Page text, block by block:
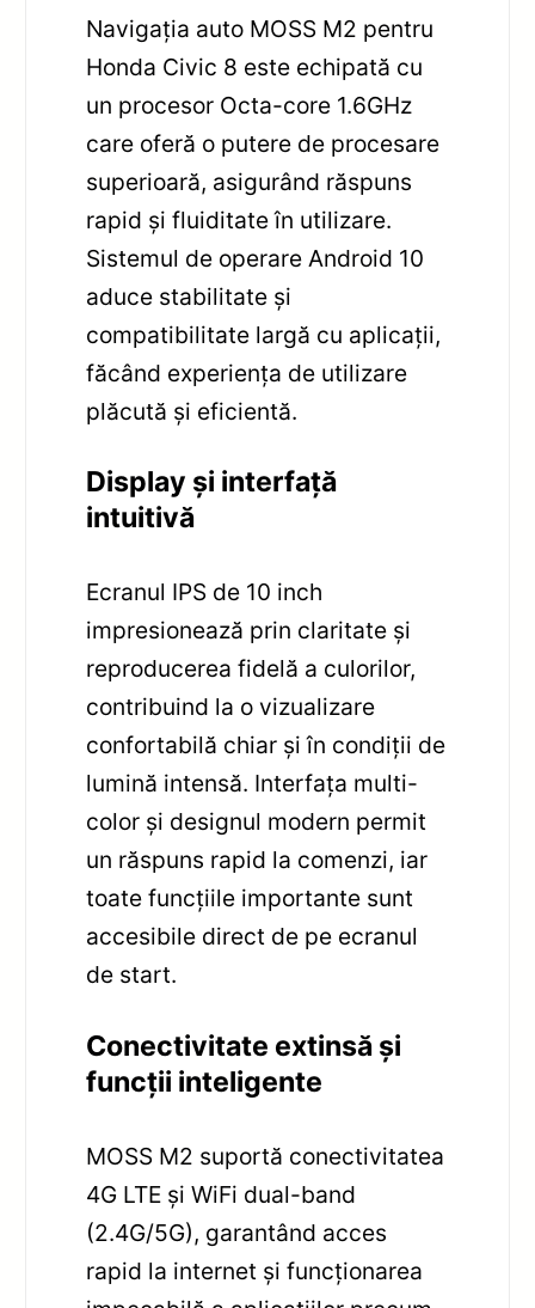
Navigația auto MOSS M2 pentru
Honda Civic 8 este echipată cu
un procesor Octa-core 1.6GHz
care oferă o putere de procesare
superioară, asigurând răspuns
rapid și fluiditate în utilizare.
Sistemul de operare Android 10
aduce stabilitate și
compatibilitate largă cu aplicații,
făcând experiența de utilizare
plăcută și eficientă.
Display și interfață
intuitivă
Ecranul IPS de 10 inch
impresionează prin claritate și
reproducerea fidelă a culorilor,
contribuind la o vizualizare
confortabilă chiar și în condiții de
lumină intensă. Interfața multi-
color și designul modern permit
un răspuns rapid la comenzi, iar
toate funcțiile importante sunt
accesibile direct de pe ecranul
de start.
Conectivitate extinsă și
funcții inteligente
MOSS M2 suportă conectivitatea
4G LTE și WiFi dual-band
(2.4G/5G), garantând acces
rapid la internet și funcționarea